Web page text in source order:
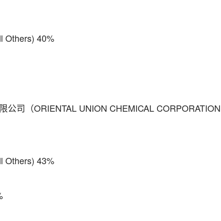
40%
司（ORIENTAL UNION CHEMICAL CORPORATION
43%